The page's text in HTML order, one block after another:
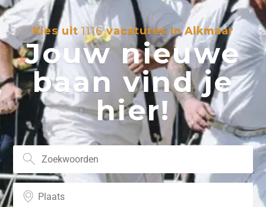
Kies uit1116vacatures in Alkmaar
Jouw nieuwe
baan vind je
hier!